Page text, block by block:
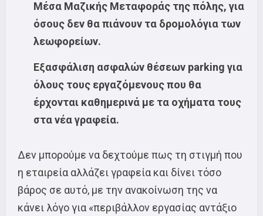
Μέσα Μαζικής Μεταφοράς της πόλης, για
όσους δεν θα πιάνουν τα δρομολόγια των
λεωφορείων.
Εξασφάλιση ασφαλών θέσεων parking για
όλους τους εργαζόμενους που θα
έρχονται καθημερινά με τα οχήματα τους
στα νέα γραφεία.
Δεν μπορούμε να δεχτούμε πως τη στιγμή που
η εταιρεία αλλάζει γραφεία και δίνει τόσο
βάρος σε αυτό, με την ανακοίνωση της να
κάνει λόγο για «περιβάλλον εργασίας αντάξιο